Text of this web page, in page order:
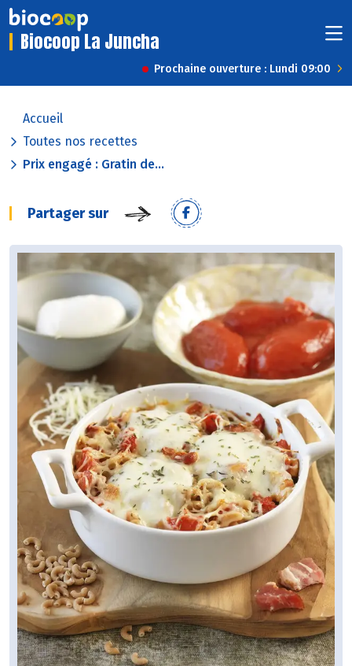
Biocoop La Juncha
Prochaine ouverture : Lundi 09:00
Accueil
Toutes nos recettes
Prix engagé : Gratin de...
Partager sur